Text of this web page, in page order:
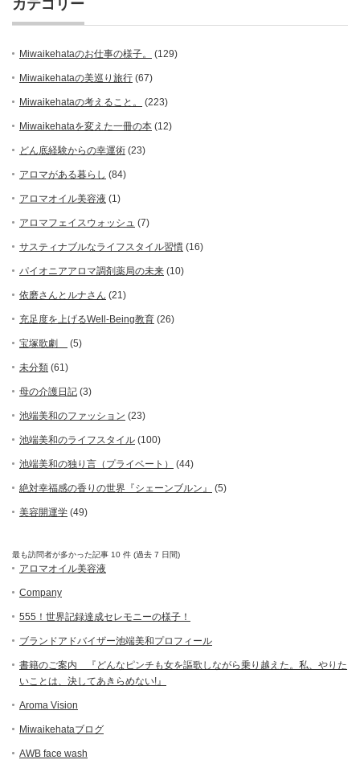
カテゴリー
Miwaikehataのお仕事の様子。 (129)
Miwaikehataの美巡り旅行 (67)
Miwaikehataの考えること。 (223)
Miwaikehataを変えた一冊の本 (12)
どん底経験からの幸運術 (23)
アロマがある暮らし (84)
アロマオイル美容液 (1)
アロマフェイスウォッシュ (7)
サスティナブルなライフスタイル習慣 (16)
パイオニアアロマ調剤薬局の未来 (10)
依磨さんとルナさん (21)
充足度を上げるWell-Being教育 (26)
宝塚歌劇 (5)
未分類 (61)
母の介護日記 (3)
池端美和のファッション (23)
池端美和のライフスタイル (100)
池端美和の独り言（プライベート） (44)
絶対幸福感の香りの世界『シェーンブルン』 (5)
美容開運学 (49)
最も訪問者が多かった記事 10 件 (過去 7 日間)
アロマオイル美容液
Company
555！世界記録達成セレモニーの様子！
ブランドアドバイザー池端美和プロフィール
書籍のご案内 『どんなピンチも女を謳歌しながら乗り越えた。私、やりた
いことは、決してあきらめない!』
Aroma Vision
Miwaikehataブログ
AWB face wash